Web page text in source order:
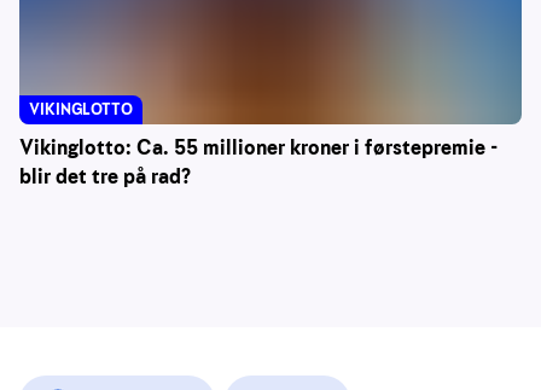
Vikinglotto: Ca. 55 millioner kroner i førstepremie -
blir det tre på rad?
VIKINGLOTTO